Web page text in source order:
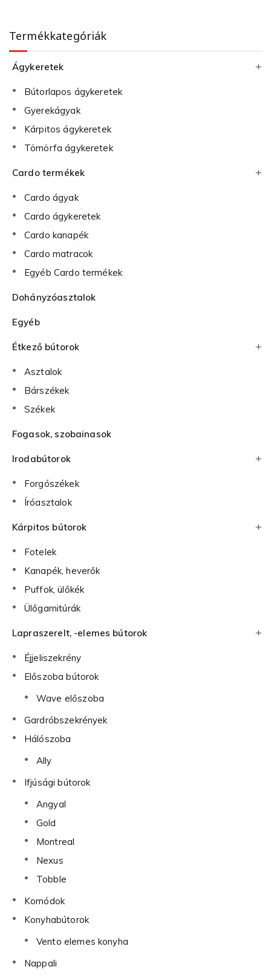
Termékkategóriák
Ágykeretek
Bútorlapos ágykeretek
Gyerekágyak
Kárpitos ágykeretek
Tömörfa ágykeretek
Cardo termékek
Cardo ágyak
Cardo ágykeretek
Cardo kanapék
Cardo matracok
Egyéb Cardo termékek
Dohányzóasztalok
Egyéb
Étkező bútorok
Asztalok
Bárszékek
Székek
Fogasok, szobainasok
Irodabútorok
Forgószékek
Íróasztalok
Kárpitos bútorok
Fotelek
Kanapék, heverők
Puffok, ülőkék
Ülőgarnitúrák
Lapraszerelt, -elemes bútorok
Éjjeliszekrény
Előszoba bútorok
Wave előszoba
Gardróbszekrények
Hálószoba
Ally
Ifjúsági bútorok
Angyal
Gold
Montreal
Nexus
Tobble
Komódok
Konyhabútorok
Vento elemes konyha
Nappali